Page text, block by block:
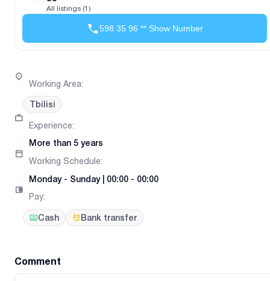
All listings (1)
598 35 96 ** Show Number
Working Area:
Tbilisi
Experience:
More than 5 years
Working Schedule:
Monday- Sunday| 00:00 - 00:00
Pay:
Cash Bank transfer
Comment